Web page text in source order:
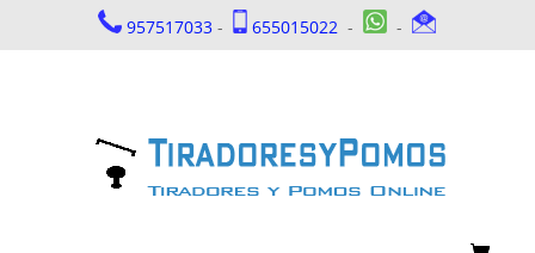
957517033 - 655015022 - -